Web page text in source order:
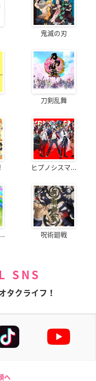
鬼滅の刃
刀剣乱舞
ヒプノシスマ...
呪術廻戦
SNS
タクライフ！
へ